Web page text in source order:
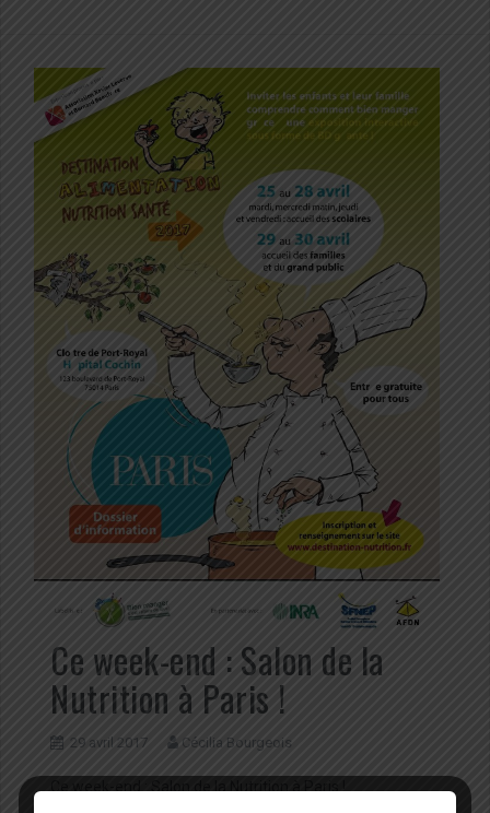
Ce week-end : Salon de la
Nutrition à Paris !
29 avril 2017 Cécilia Bourgeois
Ce week-end : Salon de la Nutrition à Paris !